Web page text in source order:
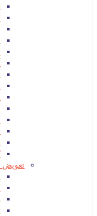
تعویض